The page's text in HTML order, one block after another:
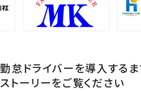
勤怠ドライバーを導入する
ストーリーをご覧ください